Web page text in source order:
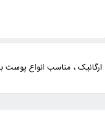
، مناسب انواع پوست